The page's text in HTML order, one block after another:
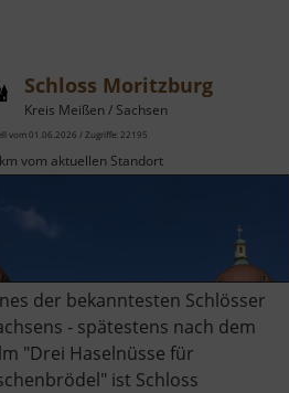
Schloss Moritzburg
Kreis Meißen / Sachsen
vom 01.06.2026 / Zugriffe: 22195
vom aktuellen Standort
der bekanntesten Schlösser
- spätestens nach dem
"Drei Haselnüsse für
ist Schloss